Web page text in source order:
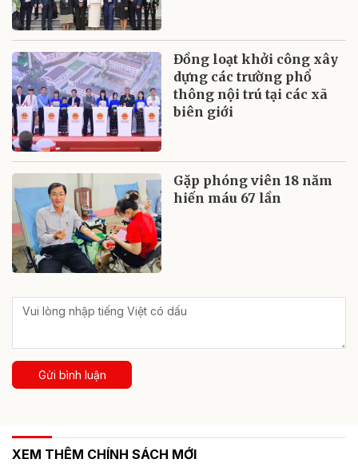
Đồng loạt khởi công xây
dựng các trường phổ
thông nội trú tại các xã
biên giới
Gặp phóng viên 18 năm
hiến máu 67 lần
Gửi bình luận
XEM THÊM CHÍNH SÁCH MỚI